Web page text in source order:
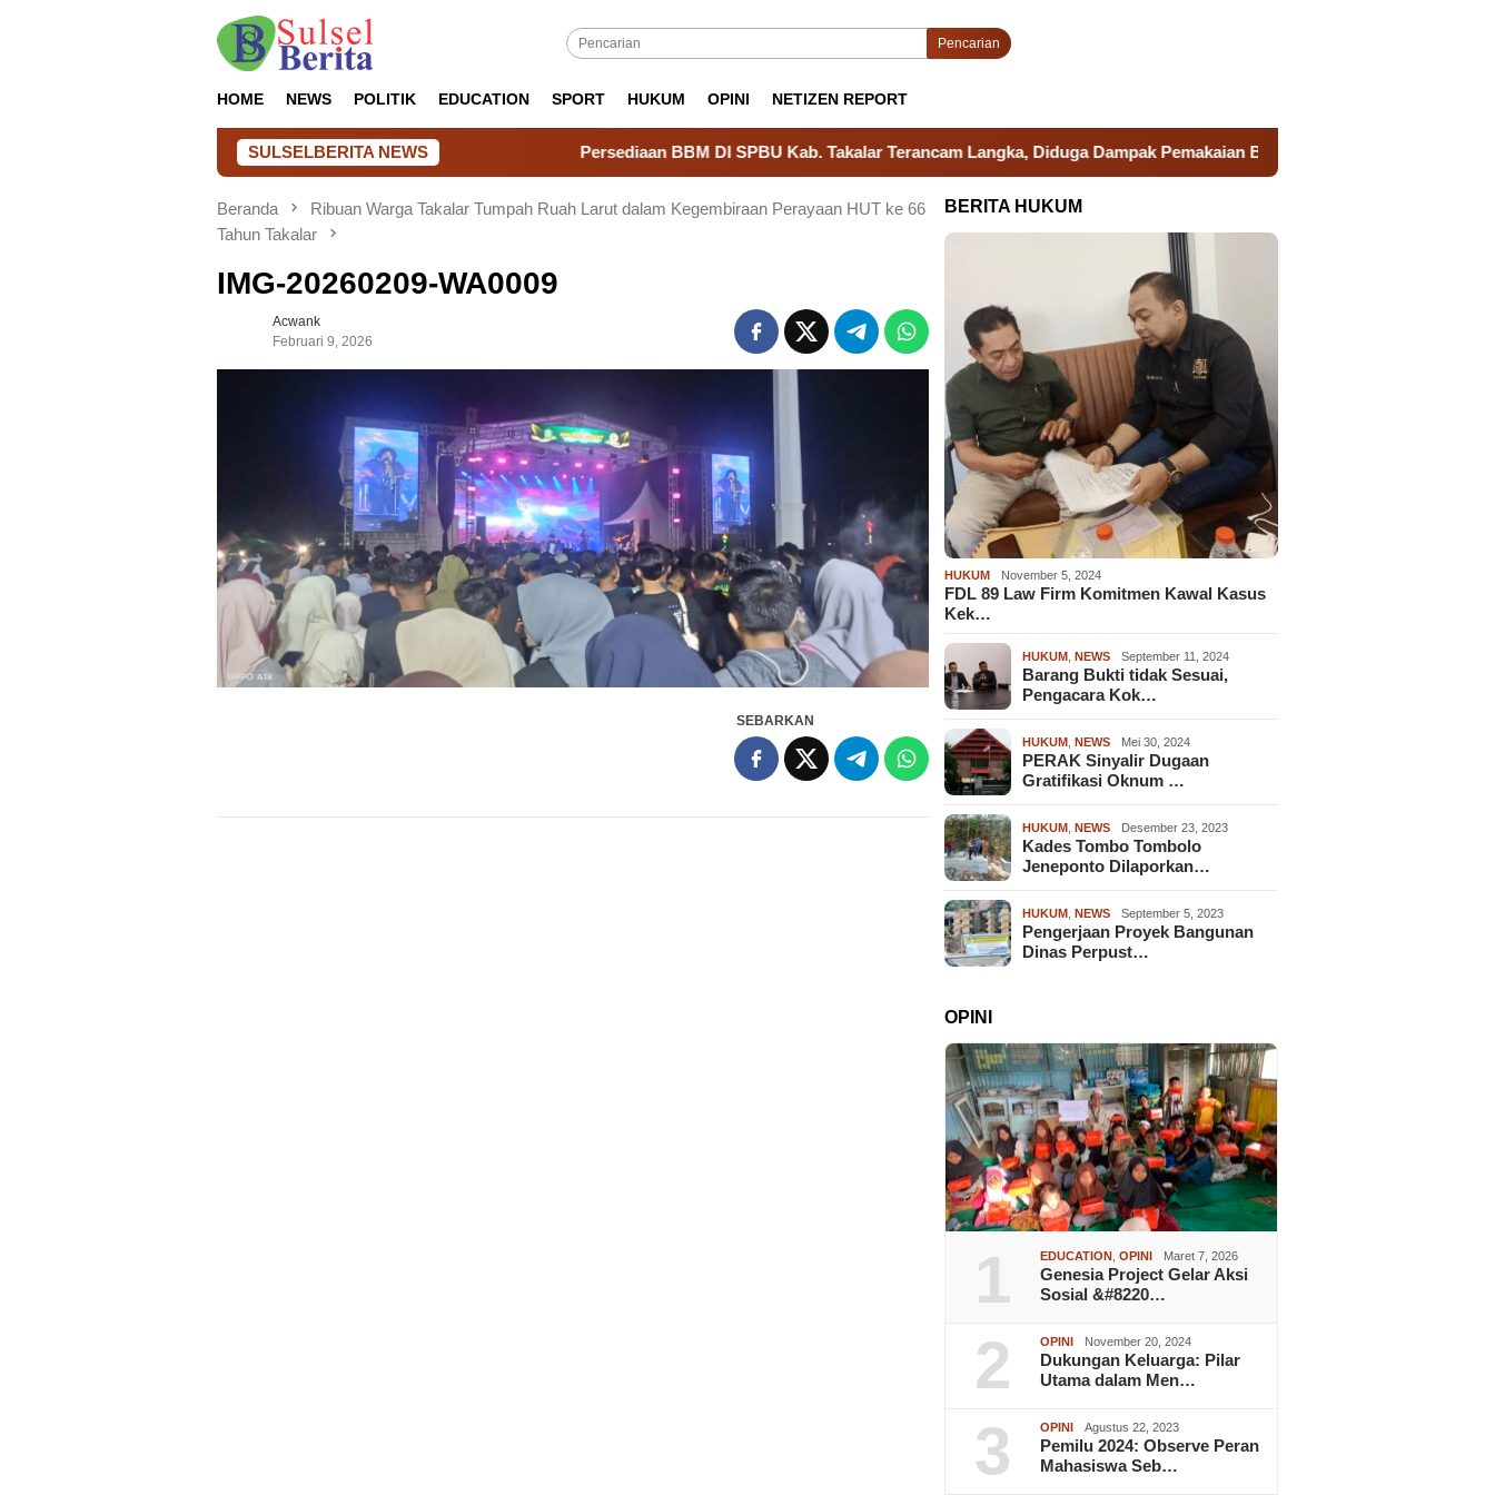
Pencarian
HOME NEWS POLITIK EDUCATION SPORT HUKUM OPINI NETIZEN REPORT
SULSELBERITA NEWS Persediaan BBM DI SPBU Kab. Takalar Terancam Langka, Diduga Dampak Pemakaian Berlebihan Tambang Ilegal Galian C
Beranda
Ribuan Warga Takalar Tumpah Ruah Larut dalam Kegembiraan Perayaan HUT ke 66
Tahun Takalar
IMG-20260209-WA0009
Acwank
Februari 9, 2026
SEBARKAN
BERITA HUKUM
HUKUM November 5, 2024
FDL 89 Law Firm Komitmen Kawal Kasus
Kek…
HUKUM ,NEWS September 11, 2024
Barang Bukti tidak Sesuai,
Pengacara Kok…
HUKUM ,NEWS Mei 30, 2024
PERAK Sinyalir Dugaan
Gratifikasi Oknum …
HUKUM ,NEWS Desember 23, 2023
Kades Tombo Tombolo
Jeneponto Dilaporkan…
HUKUM ,NEWS September 5, 2023
Pengerjaan Proyek Bangunan
Dinas Perpust…
OPINI
1 EDUCATION ,OPINI Maret 7, 2026
Genesia Project Gelar Aksi
Sosial &#8220…
2 OPINI November 20, 2024
Dukungan Keluarga: Pilar
Utama dalam Men…
3 OPINI Agustus 22, 2023
Pemilu 2024: Observe Peran
Mahasiswa Seb…